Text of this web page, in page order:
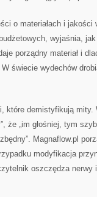
o materiałach i jakości
wyjaśnia,
porządny materiał i
świecie wydechów
które demistyfikują mity.
że „im głośniej, tym
Magnaflow.pl
modyfikacja
oszczędza nerwy